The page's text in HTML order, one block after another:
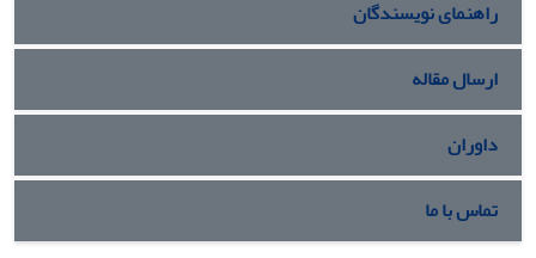
راهنمای نویسندگان
ارسال مقاله
داوران
تماس با ما